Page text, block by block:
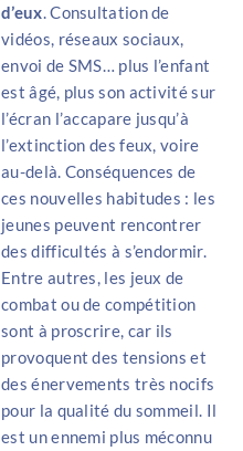
d’eux. Consultation de
vidéos, réseaux sociaux,
envoi de SMS… plus l’enfant
est âgé, plus son activité sur
l’écran l’accapare jusqu’à
l’extinction des feux, voire
au-delà. Conséquences de
ces nouvelles habitudes : les
jeunes peuvent rencontrer
des difficultés à s’endormir.
Entre autres, les jeux de
combat ou de compétition
sont à proscrire, car ils
provoquent des tensions et
des énervements très nocifs
pour la qualité du sommeil. Il
est un ennemi plus méconnu